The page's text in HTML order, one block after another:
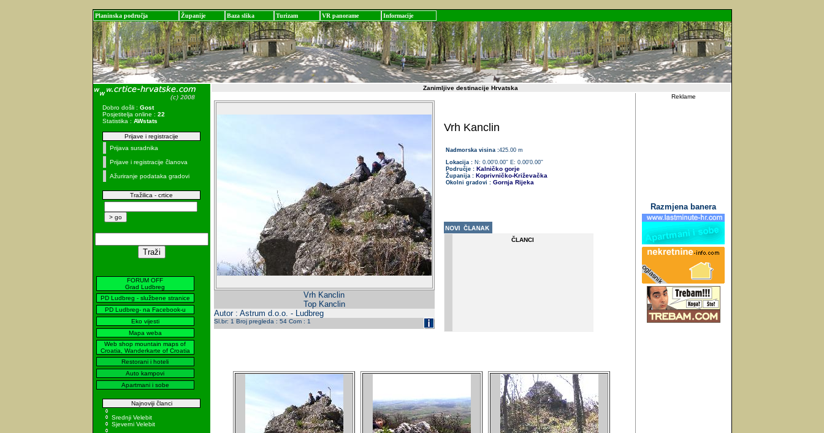
Planinska područja Županije Baza slika Turizam VR panorame Informacije
Dobro došli : Gost
Posjetitelja online : 22
Statistika : AWstats
Prijave i registracije
Prijava suradnika
Prijave i registracije članova
Ažuriranje podataka gradovi
Tražilica - crtice
FORUM OFF
Grad Ludbreg
PD Ludbreg - službene stranice
PD Ludbreg- na Facebook-u
Eko vijesti
Mapa weba
Web shop mountain maps of
Croatia, Wanderkarte of Croatia
Restorani i hoteli
Auto kampovi
Apartmani i sobe
Najnoviji članci
Srednji Velebit
Sjeverni Velebit
Zanimljive destinacije Hrvatska
Vrh Kanclin
Top Kanclin
Autor : Astrum d.o.o. - Ludbreg
Sl.br: 1 Broj pregleda : 54 Com : 1
Vrh Kanclin
Nadmorska visina :425.00 m
Lokacija :N: 0.00'0.00'' E: 0.00'0.00''
Područje :Kalničko gorje
Županija : Koprivničko-Križevačka
Okolni gradovi : Gornja Rijeka
ČLANCI
Reklame
Razmjena banera